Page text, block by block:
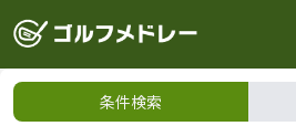
条件検索